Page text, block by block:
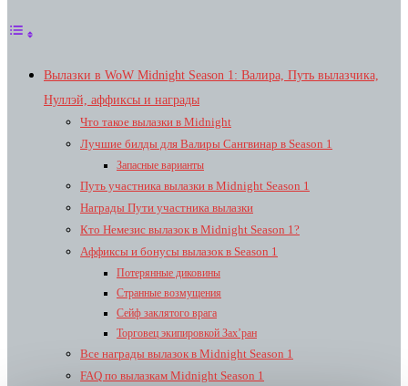
Вылазки в WoW Midnight Season 1: Валира, Путь вылазчика,
Нуллэй, аффиксы и награды
Что такое вылазки в Midnight
Лучшие билды для Валиры Сангвинар в Season 1
Запасные варианты
Путь участника вылазки в Midnight Season 1
Награды Пути участника вылазки
Кто Немезис вылазок в Midnight Season 1?
Аффиксы и бонусы вылазок в Season 1
Потерянные диковины
Странные возмущения
Сейф заклятого врага
Торговец экипировкой Зах’ран
Все награды вылазок в Midnight Season 1
FAQ по вылазкам Midnight Season 1